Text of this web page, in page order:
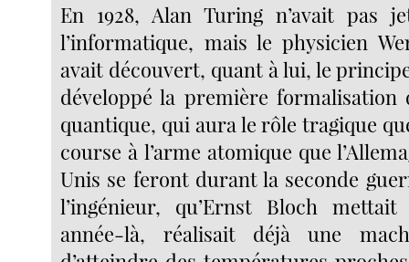
En 1928, Alan Turing n’avait pas
l’informatique, mais le physicien
avait découvert, quant à lui, le
développé la première formalisation
quantique, qui aura le rôle tragique
course à l’arme atomique que
Unis se feront durant la seconde
l’ingénieur, qu’Ernst Bloch
année-là, réalisait déjà une